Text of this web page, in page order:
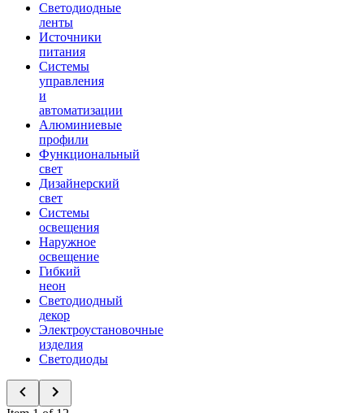
Светодиодные
ленты
Источники
питания
Системы
управления
и
автоматизации
Алюминиевые
профили
Функциональный
свет
Дизайнерский
свет
Системы
освещения
Наружное
освещение
Гибкий
неон
Светодиодный
декор
Электроустановочные
изделия
Светодиоды